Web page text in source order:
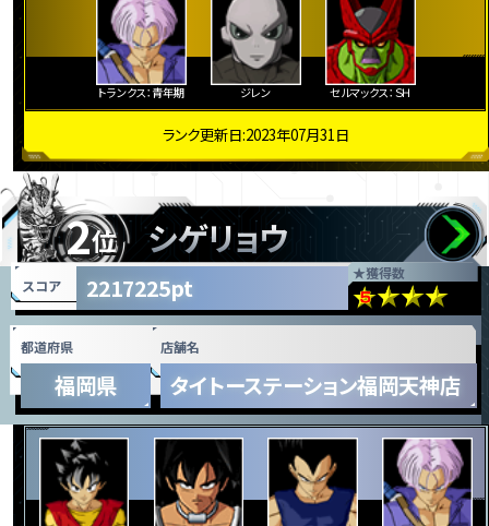
トランクス：青年期 ジレン セルマックス：ＳＨ
ランク更新日:2023年07月31日
2位 シゲリョウ
★獲得数
スコア 2217225pt
都道府県
福岡県
店舗名
タイトーステーション福岡天神店